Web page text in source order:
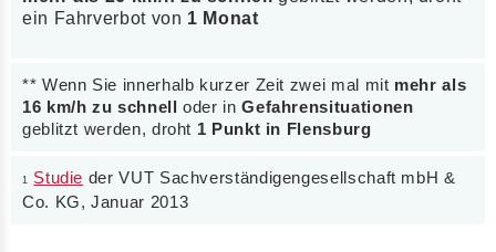
ein Fahrverbot von 1 Monat
** Wenn Sie innerhalb kurzer Zeit zwei mal mit mehr als
16 km/h zu schnell oder inGefahrensituationen
geblitzt werden, droht 1 Punkt in Flensburg
1 Studie der VUT Sachverständigengesellschaft mbH &
Co. KG, Januar 2013